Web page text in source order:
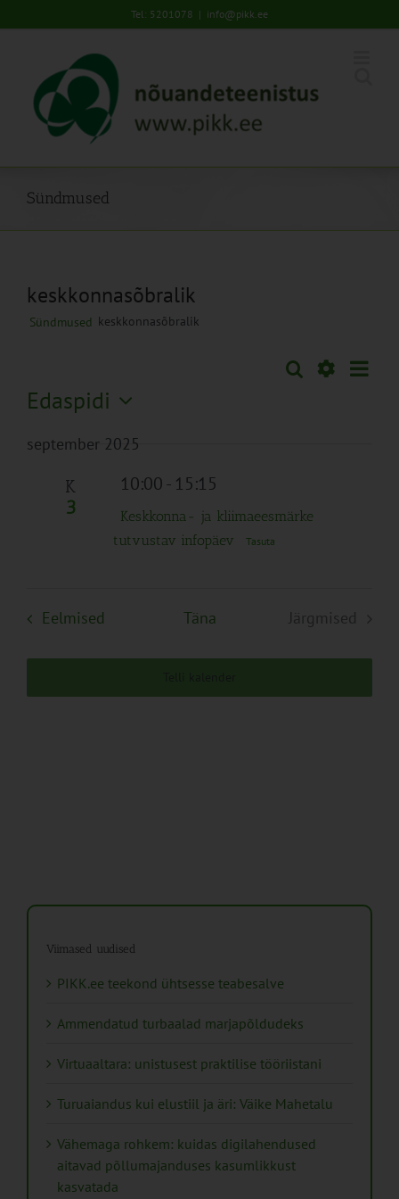
to
Tel: 5201078 | info@pikk.ee
Sündmused
keskkonnasõbralik
Sündmused keskkonnasõbralik
Sündmused
Otsi
Edaspidi
kuupäev.
september 2025
K
3
10:00- 15:15
Keskkonna- ja kliimaeesmärke
tutvustav infopäev
Tasuta
Eelmised SündmusedTäna
Järgmised
Viimased uudised
PIKK.ee teekond ühtsesse teabesalve
Ammendatud turbaalad marjapõldudeks
Virtuaaltara: unistusest praktilise tööriistani
Turuaiandus kui elustiil ja äri: Väike Mahetalu
Vähemaga rohkem: kuidas digilahendused
aitavad põllumajanduses kasumlikkust
kasvatada